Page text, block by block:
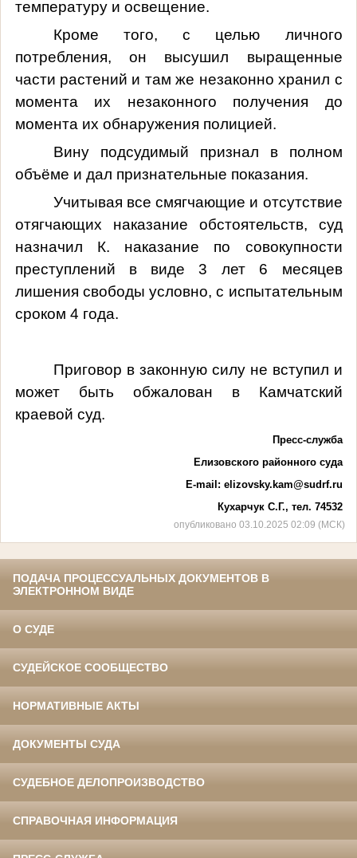
температуру и освещение.
Кроме того, с целью личного
потребления, он высушил выращенные
части растений и там же незаконно хранил с
момента их незаконного получения до
момента их обнаружения полицией.
Вину подсудимый признал в полном
объёме и дал признательные показания.
Учитывая все смягчающие и отсутствие
отягчающих наказание обстоятельств, суд
назначил К. наказание по совокупности
преступлений в виде 3 лет 6 месяцев
лишения свободы условно, с испытательным
сроком 4 года.
Приговор в законную силу не вступил и
может быть обжалован в Камчатский
краевой суд.
Пресс-служба
Елизовского районного суда
E-mail: elizovsky.kam@sudrf.ru
Кухарчук С.Г., тел. 74532
опубликовано 03.10.2025 02:09 (МСК)
ПОДАЧА ПРОЦЕССУАЛЬНЫХ ДОКУМЕНТОВ В
ЭЛЕКТРОННОМ ВИДЕ
О СУДЕ
СУДЕЙСКОЕ СООБЩЕСТВО
НОРМАТИВНЫЕ АКТЫ
ДОКУМЕНТЫ СУДА
СУДЕБНОЕ ДЕЛОПРОИЗВОДСТВО
СПРАВОЧНАЯ ИНФОРМАЦИЯ